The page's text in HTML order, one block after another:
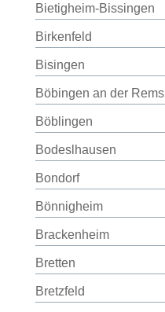
Bietigheim-Bissingen
Birkenfeld
Bisingen
Böbingen an der Rems
Böblingen
Bodeslhausen
Bondorf
Bönnigheim
Brackenheim
Bretten
Bretzfeld